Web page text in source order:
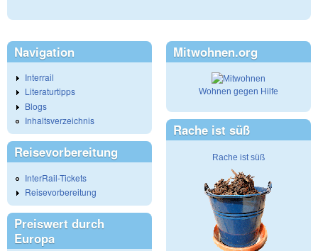
Navigation
Interrail
Literaturtipps
Blogs
Inhaltsverzeichnis
Reisevorbereitung
InterRail-Tickets
Reisevorbereitung
Preiswert durch
Europa
Mitwohnen.org
Wohnen gegen Hilfe
Rache ist süß
Rache ist süß